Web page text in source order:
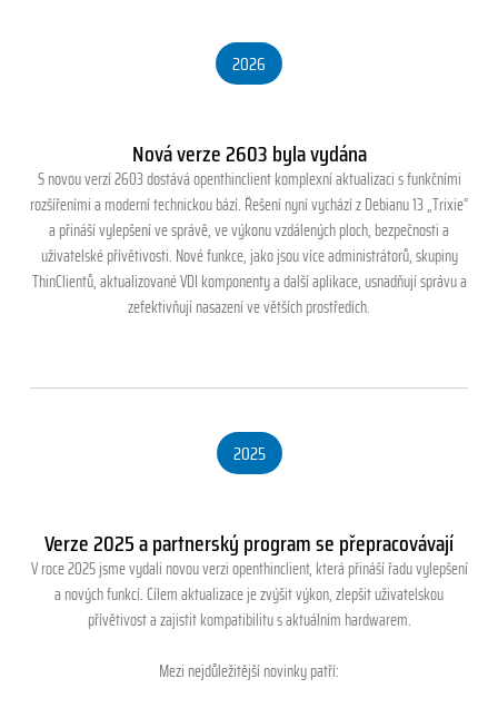
2026
Nová verze 2603 byla vydána
S novou verzí 2603 dostává openthinclient komplexní aktualizaci s funkčními
rozšířeními a moderní technickou bází. Řešení nyní vychází z Debianu 13 „Trixie“
a přináší vylepšení ve správě, ve výkonu vzdálených ploch, bezpečnosti a
uživatelské přívětivosti. Nové funkce, jako jsou více administrátorů, skupiny
ThinClientů, aktualizované VDI komponenty a další aplikace, usnadňují správu a
zefektivňují nasazení ve větších prostředích.
2025
Verze 2025 a partnerský program se přepracovávají
V roce 2025 jsme vydali novou verzi openthinclient, která přináší řadu vylepšení
a nových funkcí. Cílem aktualizace je zvýšit výkon, zlepšit uživatelskou
přívětivost a zajistit kompatibilitu s aktuálním hardwarem.
Mezi nejdůležitější novinky patří: